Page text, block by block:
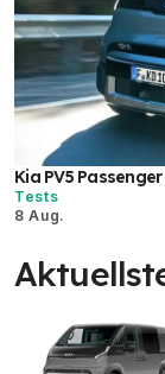
Kia PV5
Tests
8 Aug.